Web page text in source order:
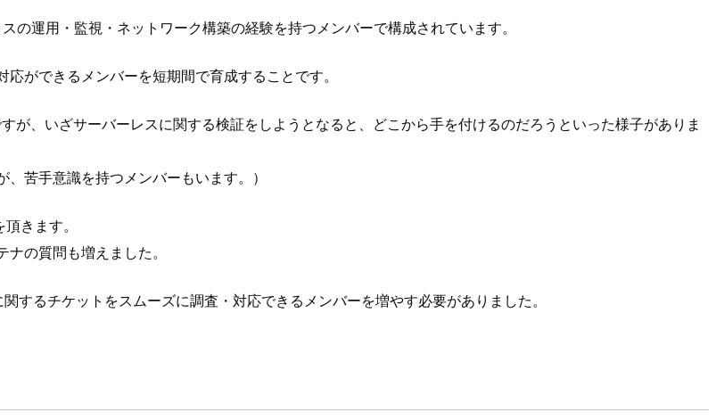
運用・監視・ネットワーク構築の経験を持つメンバーで構成されています。
応ができるメンバーを短期間で育成することです。
が、いざサーバーレスに関する検証をしようとなると、どこから手を付けるのだろうといった様子がありま
苦手意識を持つメンバーもいます。）
きます。
の質問も増えました。
するチケットをスムーズに調査・対応できるメンバーを増やす必要がありました。